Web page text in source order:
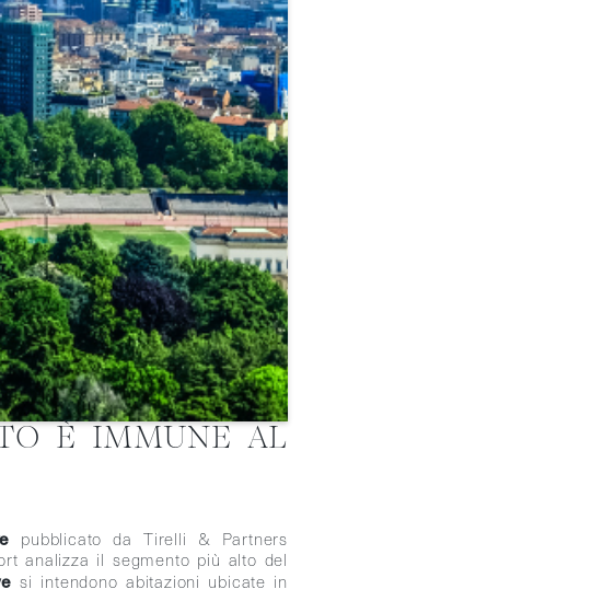
È IMMUNE AL
pubblicato da Tirelli & Partners
analizza il segmento più alto del
si intendono abitazioni ubicate in